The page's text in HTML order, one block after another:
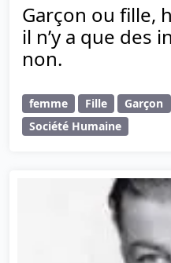
Garçon ou fille,
il n’y a que des
non.
femme Fille Garçon
Société Humaine